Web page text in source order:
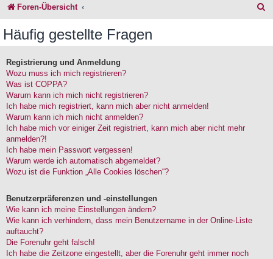
Foren-Übersicht
Häufig gestellte Fragen
Registrierung und Anmeldung
Wozu muss ich mich registrieren?
Was ist COPPA?
Warum kann ich mich nicht registrieren?
Ich habe mich registriert, kann mich aber nicht anmelden!
Warum kann ich mich nicht anmelden?
Ich habe mich vor einiger Zeit registriert, kann mich aber nicht mehr
anmelden?!
Ich habe mein Passwort vergessen!
Warum werde ich automatisch abgemeldet?
Wozu ist die Funktion „Alle Cookies löschen“?
Benutzerpräferenzen und -einstellungen
Wie kann ich meine Einstellungen ändern?
Wie kann ich verhindern, dass mein Benutzername in der Online-Liste
auftaucht?
Die Forenuhr geht falsch!
Ich habe die Zeitzone eingestellt, aber die Forenuhr geht immer noch